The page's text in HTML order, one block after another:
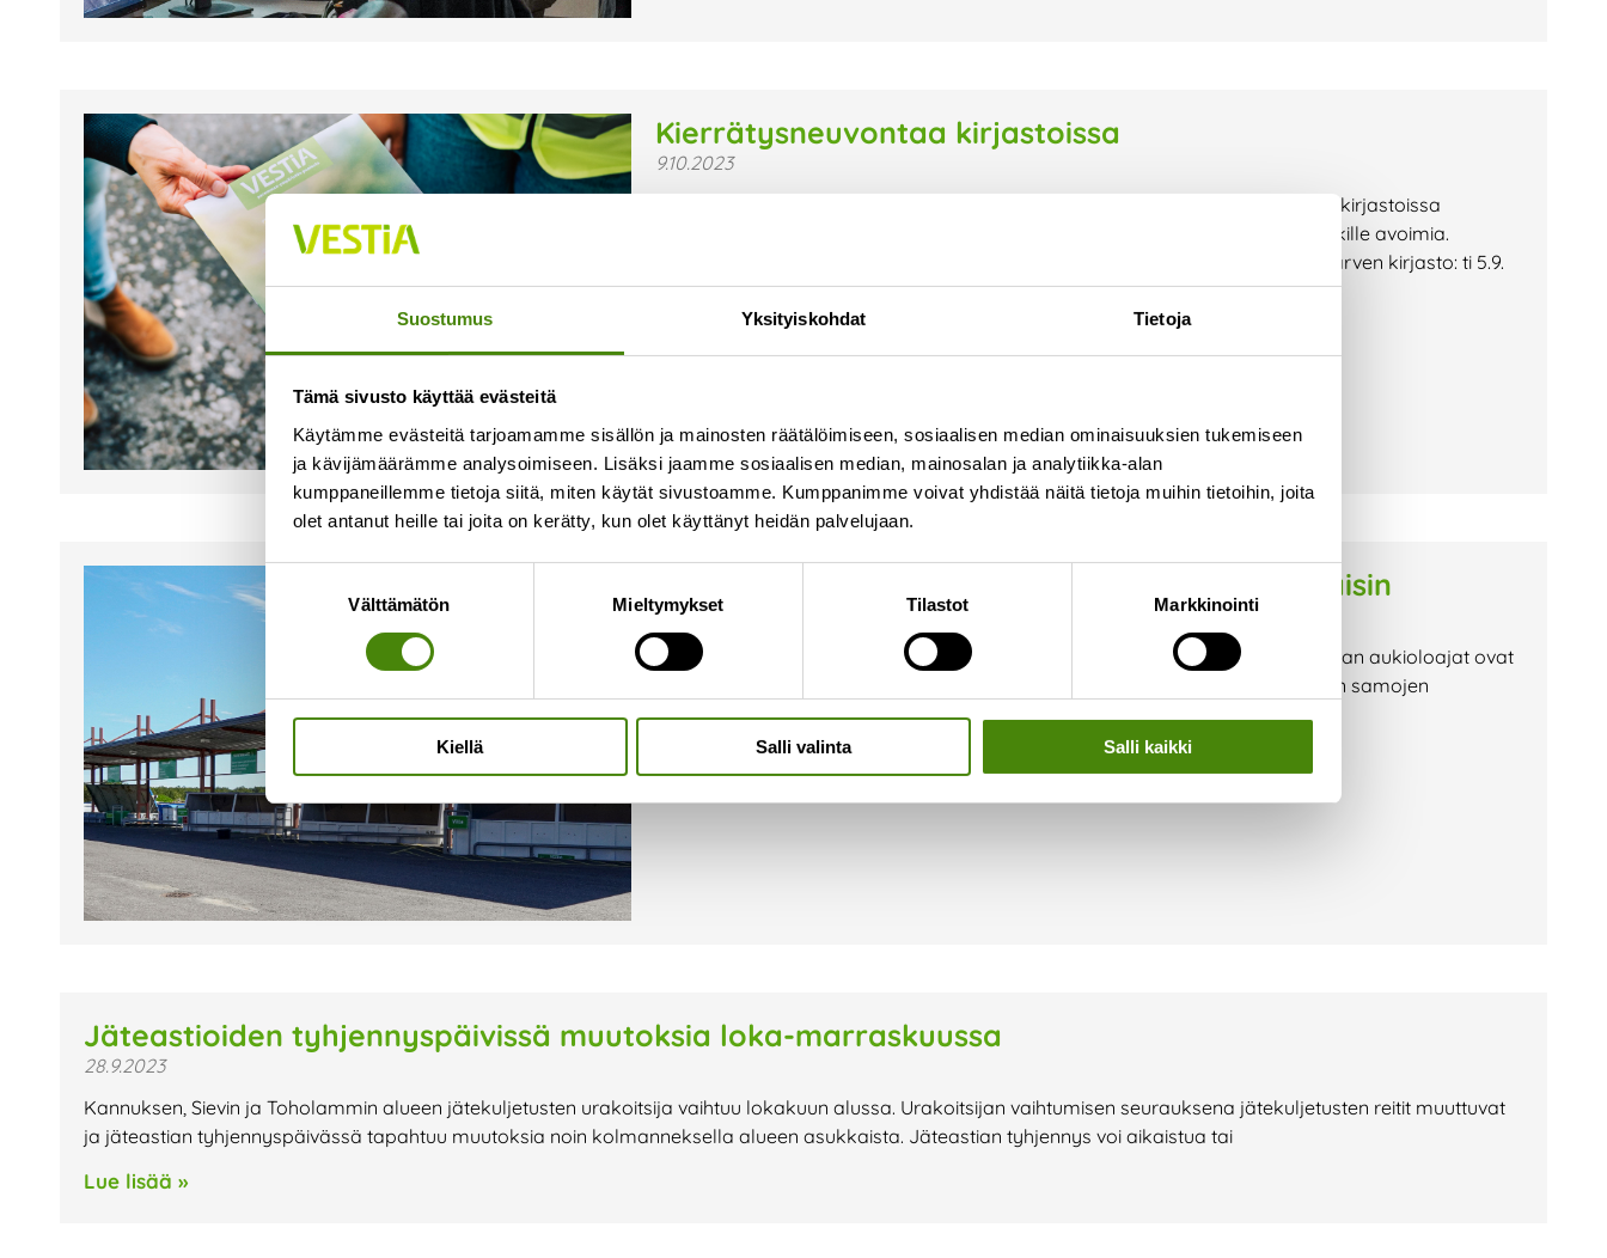
Suostumus Yksityiskohdat Tietoja
Tämä sivusto käyttää evästeitä
Käytämme evästeitä tarjoamamme sisällön ja mainosten räätälöimiseen, sosiaalisen median ominaisuuksien tukemiseen
ja kävijämäärämme analysoimiseen. Lisäksi jaamme sosiaalisen median, mainosalan ja analytiikka-alan
kumppaneillemme tietoja siitä, miten käytät sivustoamme. Kumppanimme voivat yhdistää näitä tietoja muihin tietoihin, joita
olet antanut heille tai joita on kerätty, kun olet käyttänyt heidän palvelujaan.
valinta
Välttämätön Mieltymykset Tilastot Markkinointi
Kiellä Salli valinta Salli kaikki
Kierrätysneuvontaa kirjastoissa
9.10.2023
Kierrätysneuvojamme Suvi Kontio kiertää syksyn aikana omistajakuntiemme kirjastoissa
pitämässä kierrätysneuvontatilaisuuksia. Tilaisuudet ovat maksuttomia ja kaikille avoimia.
Tervetuloa! Aikataulu ja paikkakunnat Pyhäjoen kirjasto: ke 30.8. klo 18 Pyhäjärven kirjasto: ti 5.9.
Lue lisää »
Ylivieskan lajittelupiha auki lokakuussa lauantaisin
6.10.2023
Ylivieskan lajittelupiha on avoinna lokakuun ajan myös lauantaisin. Lajittelupihan aukioloajat ovat
lokakuussa seuraavat: ma-pe klo 8-17 la klo 8-13 Vaihtorille pääsee asioimaan samojen
aukioloaikojen mukaisesti. Raskaan kaluston vaaka-asema on lauantaisin
Lue lisää »
Jäteastioiden tyhjennyspäivissä muutoksia loka-marraskuussa
28.9.2023
Kannuksen, Sievin ja Toholammin alueen jätekuljetusten urakoitsija vaihtuu lokakuun alussa. Urakoitsijan vaihtumisen seurauksena jätekuljetusten reitit muuttuvat
ja jäteastian tyhjennyspäivässä tapahtuu muutoksia noin kolmanneksella alueen asukkaista. Jäteastian tyhjennys voi aikaistua tai
Lue lisää »